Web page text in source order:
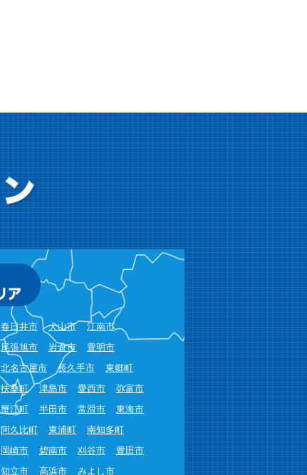
春日井市 犬山市
江南市
尾張旭市 岩倉市
豊明市
北名古屋市 長久手市
東郷町
扶桑町 津島市 愛西市
弥富市
蟹江町 半田市 常滑市
東海市
阿久比町 東浦町
南知多町
岡崎市 碧南市 刈谷市
豊田市
知立市 高浜市 みよし市